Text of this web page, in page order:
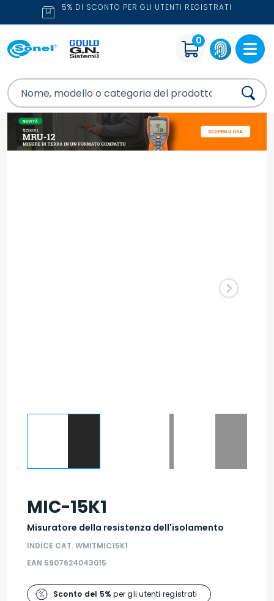
5% DI SCONTO PER GLI UTENTI REGISTRATI
0
MIC-15K1
Misuratore della resistenza dell'isolamento
INDICE CAT. WMITMIC15K1
EAN 5907624043015
Sconto del 5% per gli utenti registrati